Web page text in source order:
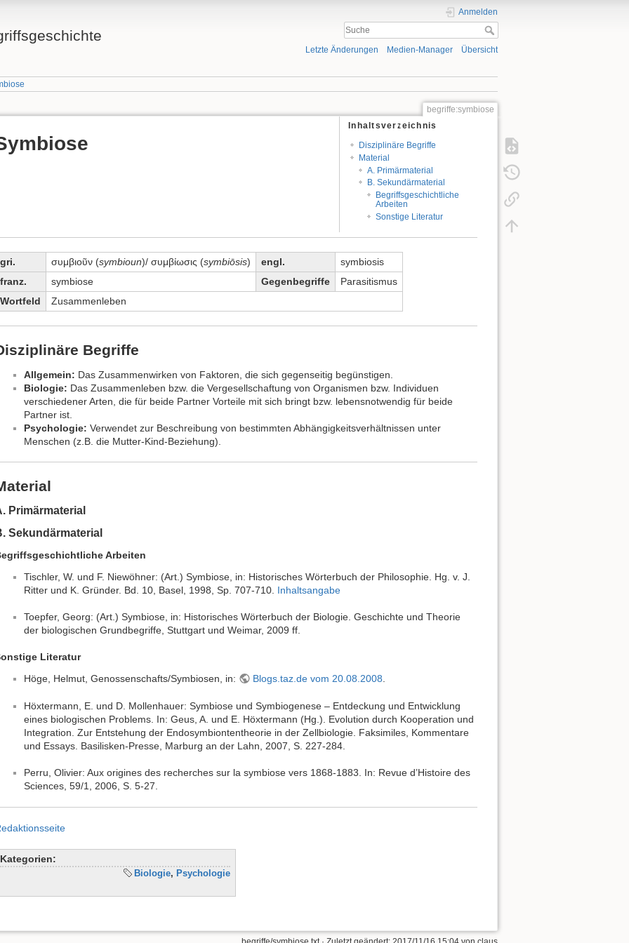
Anmelden
Letzte Änderungen Medien-Manager Übersicht
begriffe:symbiose
Inhaltsverzeichnis
Disziplinäre Begriffe
Material
A. Primärmaterial
B. Sekundärmaterial
Begriffsgeschichtliche
Arbeiten
Sonstige Literatur
gri. συμβιοῦν (symbioun)/ συμβίωσις (symbiōsis) engl.
symbiosis
franz.
symbiose Gegenbegriffe
Parasitismus
Wortfeld
Zusammenleben
Begriffe
Allgemein: Das Zusammenwirken von Faktoren, die sich gegenseitig begünstigen.
Biologie: Das Zusammenleben bzw. die Vergesellschaftung von Organismen bzw. Individuen
verschiedener Arten, die für beide Partner Vorteile mit sich bringt bzw. lebensnotwendig für beide
Partner ist.
Psychologie: Verwendet zur Beschreibung von bestimmten Abhängigkeitsverhältnissen unter
Menschen (z.B. die Mutter-Kind-Beziehung).
Primärmaterial
Sekundärmaterial
Arbeiten
Tischler, W. und F. Niewöhner: (Art.) Symbiose, in: Historisches Wörterbuch der Philosophie. Hg. v. J.
Ritter und K. Gründer. Bd. 10, Basel, 1998, Sp. 707-710. Inhaltsangabe
Toepfer, Georg: (Art.) Symbiose, in: Historisches Wörterbuch der Biologie. Geschichte und Theorie
der biologischen Grundbegriffe, Stuttgart und Weimar, 2009 ff.
Literatur
Höge, Helmut, Genossenschafts/Symbiosen, in:
Blogs.taz.de vom 20.08.2008
Höxtermann, E. und D. Mollenhauer: Symbiose und Symbiogenese – Entdeckung und Entwicklung
eines biologischen Problems. In: Geus, A. und E. Höxtermann (Hg.). Evolution durch Kooperation und
Integration. Zur Entstehung der Endosymbiontentheorie in der Zellbiologie. Faksimiles, Kommentare
und Essays. Basilisken-Presse, Marburg an der Lahn, 2007, S. 227-284.
Perru, Olivier: Aux origines des recherches sur la symbiose vers 1868-1883. In: Revue d’Histoire des
Sciences, 59/1, 2006, S. 5-27.
Kategorien:
Biologie, Psychologie